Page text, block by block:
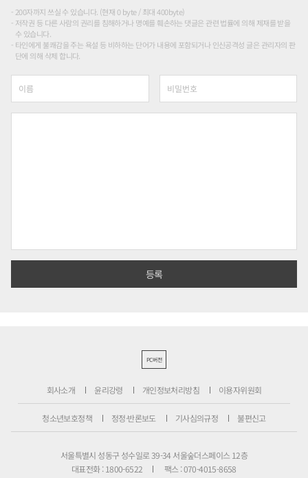
200자까지 쓰실 수 있습니다. (현재 0 byte / 최대 400byte)
저작권 등 다른 사람의 권리를 침해하거나 명예를 훼손하는 댓글은 관련 법률에 의해 제재를 받을
수 있습니다.
타인에게 불쾌감을 주는 욕설 등 비하하는 단어가 내용에 포함되거나 인신공격성 글은 관리자의 판
단에 의해 삭제 합니다.
PC버전
회사소개 윤리강령 개인정보처리방침 이용자위원회
청소년보호정책 정정·반론보도 기사심의규정 불편신고
서울특별시 성동구 성수일로 39-34 서울숲더스페이스 12층
대표전화 : 1800-6522
팩스 : 070-4015-8658